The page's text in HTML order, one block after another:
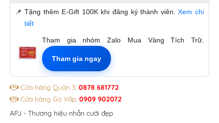
📌 Tặng thêm E-Gift 100K khi đăng ký thành viên.Xem chi
tiết
Tham gia nhóm Zalo Mua Vàng Tích Trữ.
Tham gia ngay
Cửa hàng Quận 3: 0878 681772
Cửa hàng Gò Vấp: 0909 902072
APJ - Thương hiệu nhẫn cưới đẹp